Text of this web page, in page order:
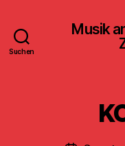
Suchen
Musik